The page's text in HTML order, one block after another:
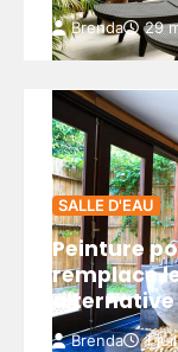
Brenda 29
SALLE D'EAU
Peinture
remplace
alternative
Brenda 1